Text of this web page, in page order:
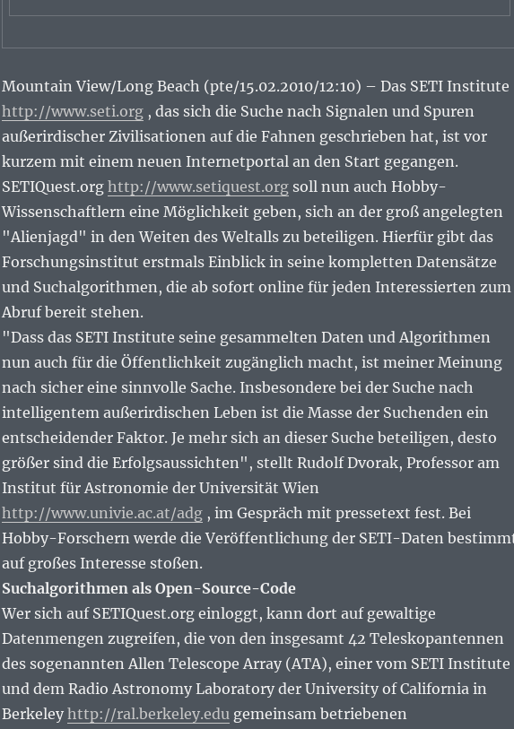
Mountain View/Long Beach (pte/15.02.2010/12:10) – Das SETI Institute
http://www.seti.org, das sich die Suche nach Signalen und Spuren
außerirdischer Zivilisationen auf die Fahnen geschrieben hat, ist vor
kurzem mit einem neuen Internetportal an den Start gegangen.
SETIQuest.org http://www.setiquest.orgsoll nun auch Hobby-
Wissenschaftlern eine Möglichkeit geben, sich an der groß angelegten
"Alienjagd" in den Weiten des Weltalls zu beteiligen. Hierfür gibt das
Forschungsinstitut erstmals Einblick in seine kompletten Datensätze
und Suchalgorithmen, die ab sofort online für jeden Interessierten zum
Abruf bereit stehen.
"Dass das SETI Institute seine gesammelten Daten und Algorithmen
nun auch für die Öffentlichkeit zugänglich macht, ist meiner Meinung
nach sicher eine sinnvolle Sache. Insbesondere bei der Suche nach
intelligentem außerirdischen Leben ist die Masse der Suchenden ein
entscheidender Faktor. Je mehr sich an dieser Suche beteiligen, desto
größer sind die Erfolgsaussichten", stellt Rudolf Dvorak, Professor am
Institut für Astronomie der Universität Wien
http://www.univie.ac.at/adg, im Gespräch mit pressetext fest. Bei
Hobby-Forschern werde die Veröffentlichung der SETI-Daten
auf großes Interesse stoßen.
Suchalgorithmen als Open-Source-Code
Wer sich auf SETIQuest.org einloggt, kann dort auf gewaltige
Datenmengen zugreifen, die von den insgesamt 42 Teleskopantennen
des sogenannten Allen Telescope Array (ATA), einer vom SETI Institute
und dem Radio Astronomy Laboratory der University of California in
Berkeley http://ral.berkeley.edugemeinsam betriebenen